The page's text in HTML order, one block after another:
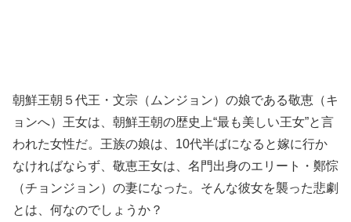
朝鮮王朝５代王・文宗（ムンジョン）の娘である敬恵（キ
ョンへ）王女は、朝鮮王朝の歴史上“最も美しい王女”と言
われた女性だ。王族の娘は、10代半ばになると嫁に行か
なければならず、敬恵王女は、名門出身のエリート・鄭悰
（チョンジョン）の妻になった。そんな彼女を襲った悲劇
とは、何なのでしょうか？